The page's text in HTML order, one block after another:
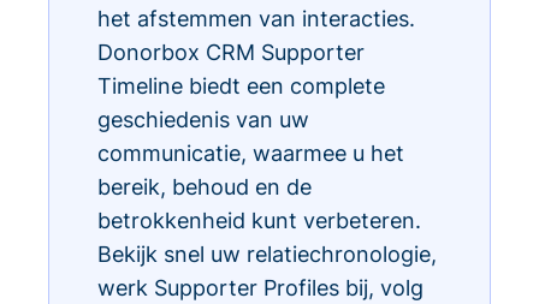
het afstemmen van interacties.
Donorbox CRM Supporter
Timeline biedt een complete
geschiedenis van uw
communicatie, waarmee u het
bereik, behoud en de
betrokkenheid kunt verbeteren.
Bekijk snel uw relatiechronologie,
werk Supporter Profiles bij, volg